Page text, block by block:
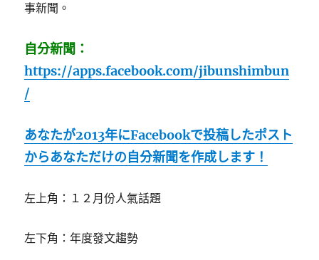
事新聞。
自分新聞：
https://apps.facebook.com/jibunshimbun
/
あなたが2013年にFacebookで投稿したポスト
からあなただけの自分新聞を作成します！
左上角：１２月份人氣話題
左下角：年度發文趨勢